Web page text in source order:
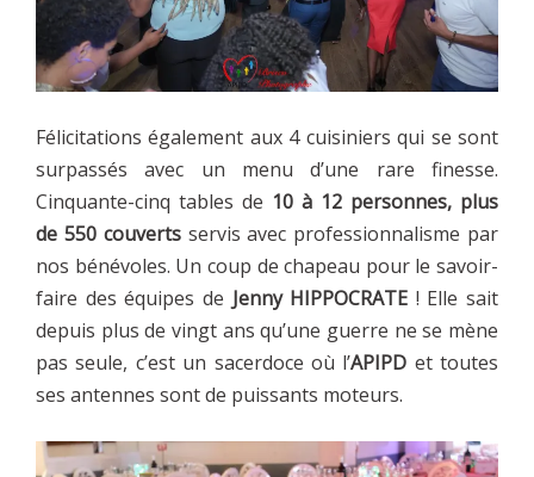
Félicitations également aux 4 cuisiniers qui se sont
surpassés avec un menu d’une rare finesse.
Cinquante-cinq tables de 10 à 12 personnes, plus
de 550 couvertsservis avec professionnalisme par
nos bénévoles. Un coup de chapeau pour le savoir-
faire des équipes de Jenny HIPPOCRATE ! Elle sait
depuis plus de vingt ans qu’une guerre ne se mène
pas seule, c’est un sacerdoce où l’APIPD et toutes
ses antennes sont de puissants moteurs.